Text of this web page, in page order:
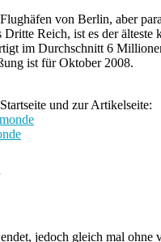
von Berlin, aber
Dritte Reich, ist es der
im Durchschnitt 6
ist für Oktober 2008.
und zur Artikelseite:
jedoch gleich mal ohne